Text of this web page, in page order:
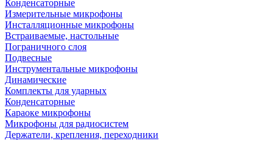
Конденсаторные
Измерительные микрофоны
Инсталляционные микрофоны
Встраиваемые, настольные
Пограничного слоя
Подвесные
Инструментальные микрофоны
Динамические
Комплекты для ударных
Конденсаторные
Караоке микрофоны
Микрофоны для радиосистем
Держатели, крепления, переходники